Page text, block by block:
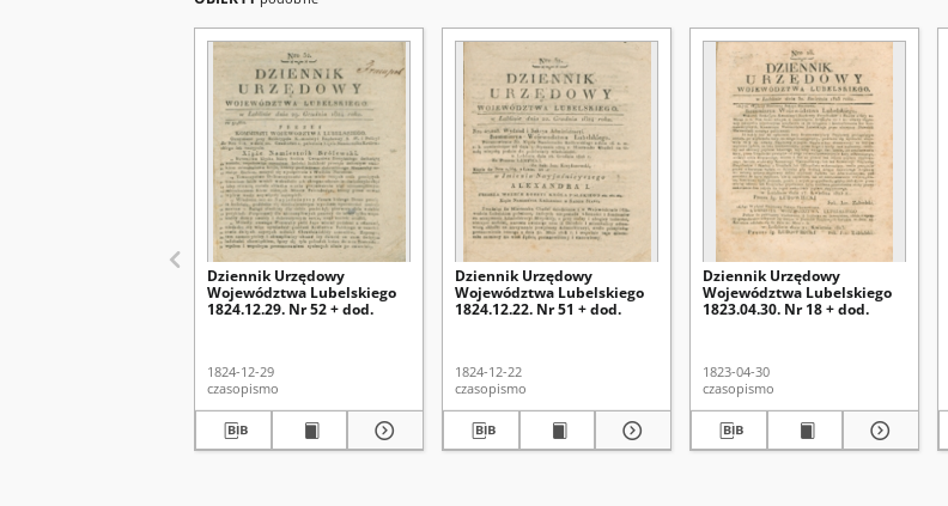
Dziennik Urzędowy
Województwa Lubelskiego
1824.12.29. Nr 52 + dod.
1824-12-29
czasopismo
Dziennik Urzędowy
Województwa Lubelskiego
1824.12.22. Nr 51 + dod.
1824-12-22
czasopismo
Dziennik Urzędowy
Województwa Lubelskiego
1823.04.30. Nr 18 + dod.
1823-04-30
czasopismo